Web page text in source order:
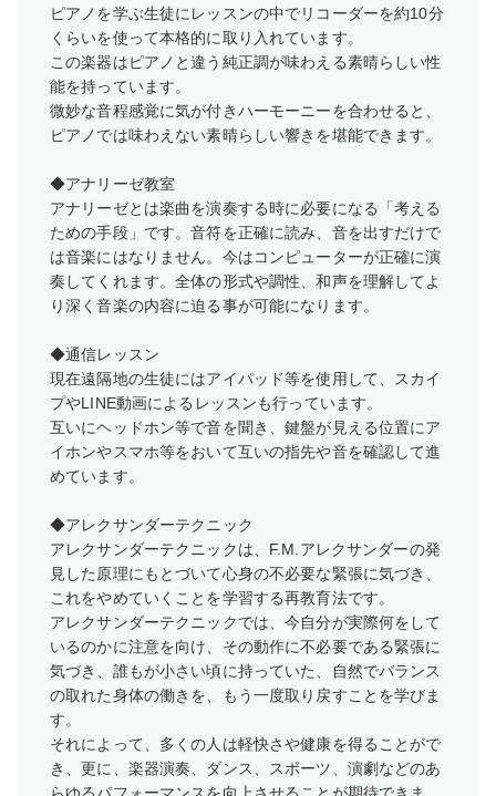
ピアノを学ぶ生徒にレッスンの中でリコーダーを約10分
くらいを使って本格的に取り入れています。
この楽器はピアノと違う純正調が味わえる素晴らしい性
能を持っています。
微妙な音程感覚に気が付きハーモーニーを合わせると、
ピアノでは味わえない素晴らしい響きを堪能できます。
◆アナリーゼ教室
アナリーゼとは楽曲を演奏する時に必要になる「考える
ための手段」です。音符を正確に読み、音を出すだけで
は音楽にはなりません。今はコンピューターが正確に演
奏してくれます。全体の形式や調性、和声を理解してよ
り深く音楽の内容に迫る事が可能になります。
◆通信レッスン
現在遠隔地の生徒にはアイパッド等を使用して、スカイ
プやLINE動画によるレッスンも行っています。
互いにヘッドホン等で音を聞き、鍵盤が見える位置にア
イホンやスマホ等をおいて互いの指先や音を確認して進
めています。
◆アレクサンダーテクニック
アレクサンダーテクニックは、F.M.アレクサンダーの発
見した原理にもとづいて心身の不必要な緊張に気づき、
これをやめていくことを学習する再教育法です。
アレクサンダーテクニックでは、今自分が実際何をして
いるのかに注意を向け、その動作に不必要である緊張に
気づき、誰もが小さい頃に持っていた、自然でバランス
の取れた身体の働きを、もう一度取り戻すことを学びま
す。
それによって、多くの人は軽快さや健康を得ることがで
き、更に、楽器演奏、ダンス、スポーツ、演劇などのあ